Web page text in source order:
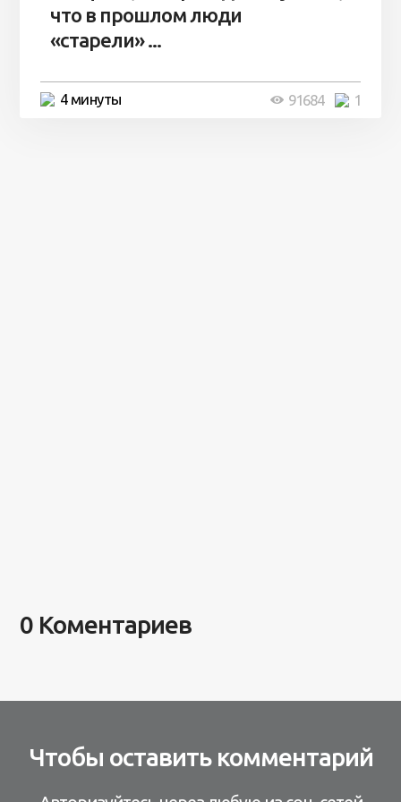
что в прошлом люди
«старели» ...
4 минуты 1
91684
0 Коментариев
Чтобы оставить комментарий